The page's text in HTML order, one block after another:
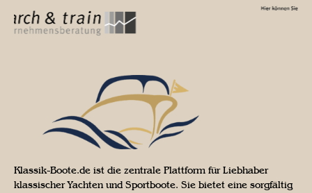
Klassik-Boote.de ist die zentrale Plattform für Liebhaber
klassischer Yachten und Sportboote. Sie bietet eine sorgfältig